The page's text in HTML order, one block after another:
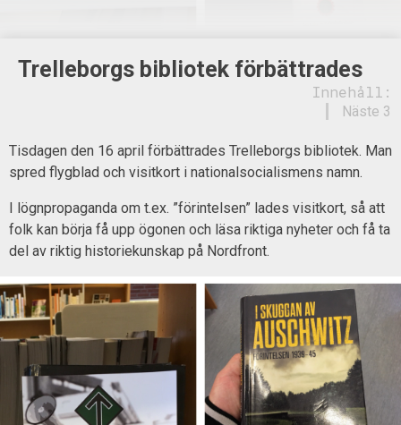
Trelleborgs bibliotek förbättrades
Innehåll:
Näste 3
Tisdagen den 16 april förbättrades Trelleborgs bibliotek. Man
spred flygblad och visitkort i nationalsocialismens namn.
I lögnpropaganda om t.ex. ”förintelsen” lades visitkort, så att
folk kan börja få upp ögonen och läsa riktiga nyheter och få ta
del av riktig historiekunskap på Nordfront.